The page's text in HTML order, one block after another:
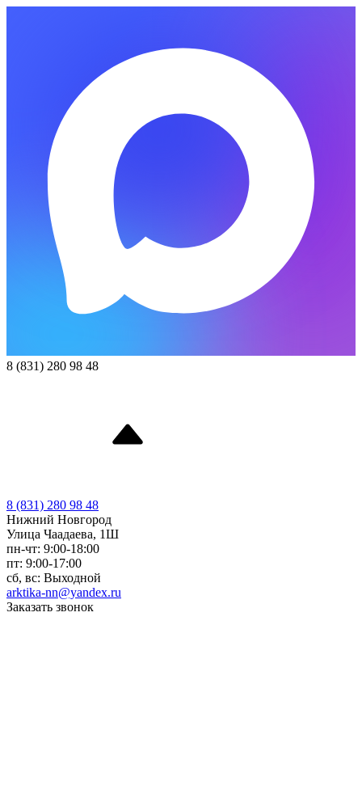
8 (831) 280 98 48
8 (831) 280 98 48
Нижний Новгород
Улица Чаадаева, 1Ш
пн-чт: 9:00-18:00
пт: 9:00-17:00
сб, вс: Выходной
arktika-nn@yandex.ru
Заказать звонок